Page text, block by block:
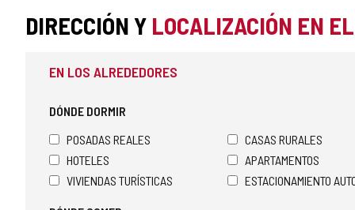
DIRECCIÓN Y LOCALIZACIÓN EN
EN LOS ALREDEDORES
DÓNDE DORMIR
POSADAS REALES
CASAS RURALES
HOTELES
APARTAMENTOS
VIVIENDAS TURÍSTICAS
ESTACIONAMIENTO